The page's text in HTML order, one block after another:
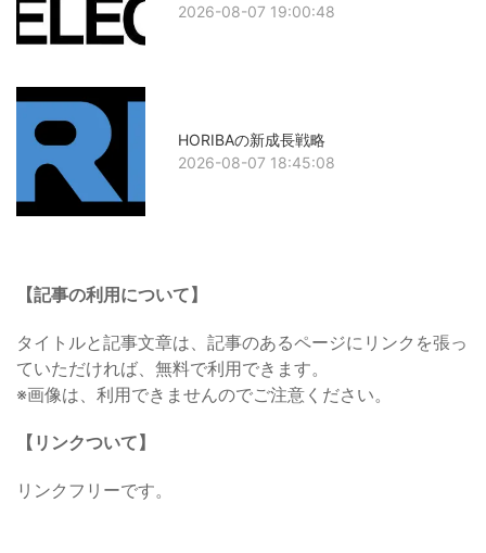
2026-08-07 19:00:48
HORIBAの新成長戦略
2026-08-07 18:45:08
【記事の利用について】
タイトルと記事文章は、記事のあるページにリンクを張っ
ていただければ、無料で利用できます。
※画像は、利用できませんのでご注意ください。
【リンクついて】
リンクフリーです。